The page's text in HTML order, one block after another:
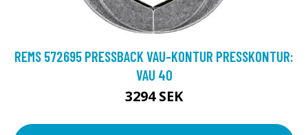
REMS 572695 PRESSBACK VAU-KONTUR PRESSKONTUR:
VAU 40
3294 SEK